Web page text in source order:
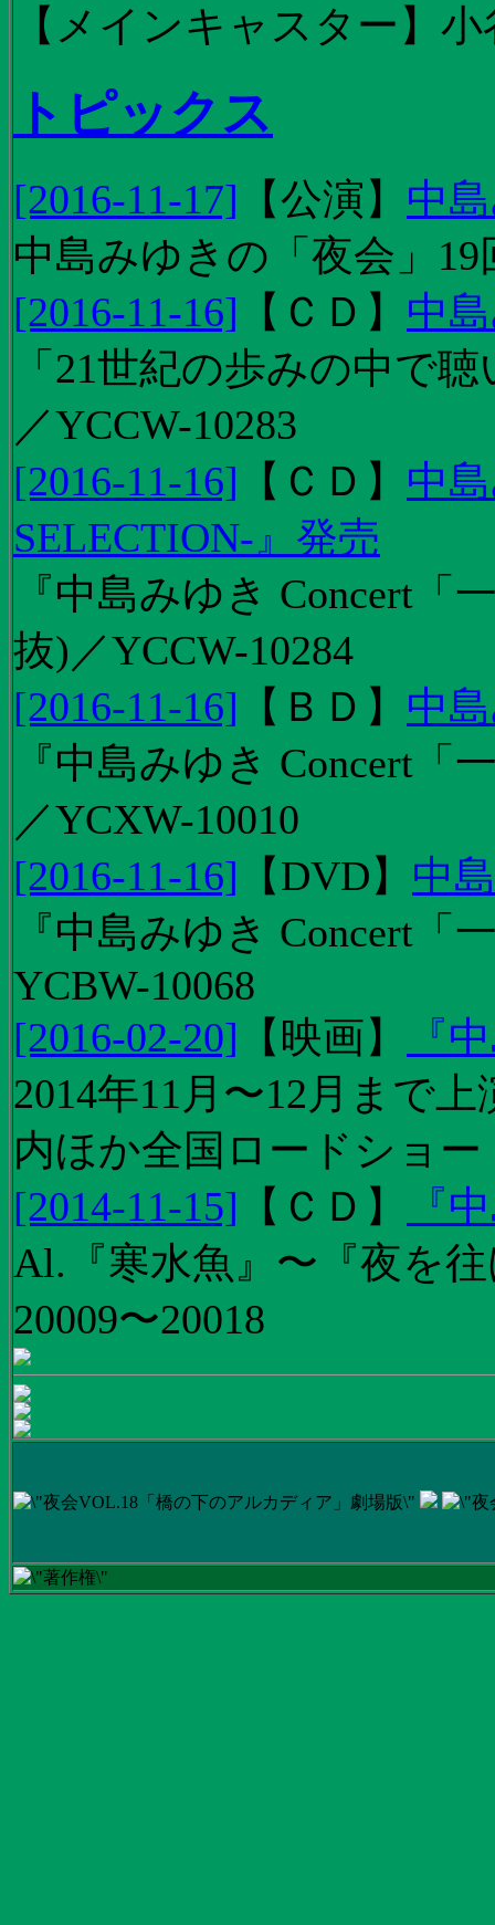
【メインキャスター】
トピックス
[2016-11-17] 【公演 】 中
中島みゆきの「夜会」
[2016-11-16] 【 ＣＤ 】 中
「21世紀の歩みの中で
／YCCW-10283
[2016-11-16] 【 ＣＤ 】 中
SELECTION-』発売
『中島みゆき Concert
抜)／YCCW-10284
[2016-11-16] 【 ＢＤ 】 中
『中島みゆき Concert
／YCXW-10010
[2016-11-16] 【DVD】 中
『中島みゆき Concert
YCBW-10068
[2016-02-20] 【 映画】
『
2014年11月〜12月まで
内ほか全国ロードショー
[2014-11-15] 【 ＣＤ 】
『
Al.『寒水魚』〜『夜を
20009〜20018